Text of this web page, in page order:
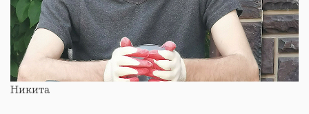
Никита